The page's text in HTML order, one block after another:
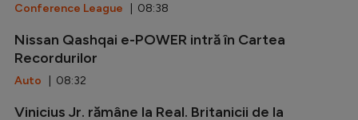
Conference League | 08:38
Nissan Qashqai e-POWER intră în Cartea
Recordurilor
Auto | 08:32
Vinicius Jr. rămâne la Real. Britanicii de la